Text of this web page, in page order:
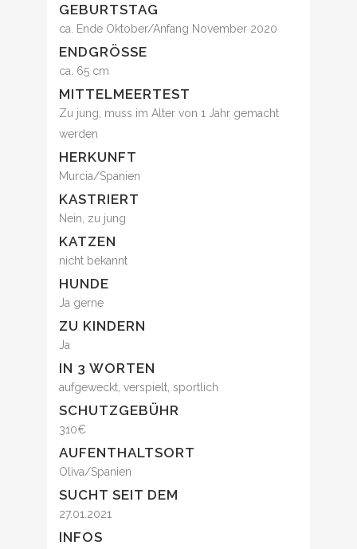
GEBURTSTAG
ca. Ende Oktober/Anfang November 2020
ENDGRÖSSE
ca. 65 cm
MITTELMEERTEST
Zu jung, muss im Alter von 1 Jahr gemacht
werden
HERKUNFT
Murcia/Spanien
KASTRIERT
Nein, zu jung
KATZEN
nicht bekannt
HUNDE
Ja gerne
ZU KINDERN
Ja
IN 3 WORTEN
aufgeweckt, verspielt, sportlich
SCHUTZGEBÜHR
310€
AUFENTHALTSORT
Oliva/Spanien
SUCHT SEIT DEM
27.01.2021
INFOS